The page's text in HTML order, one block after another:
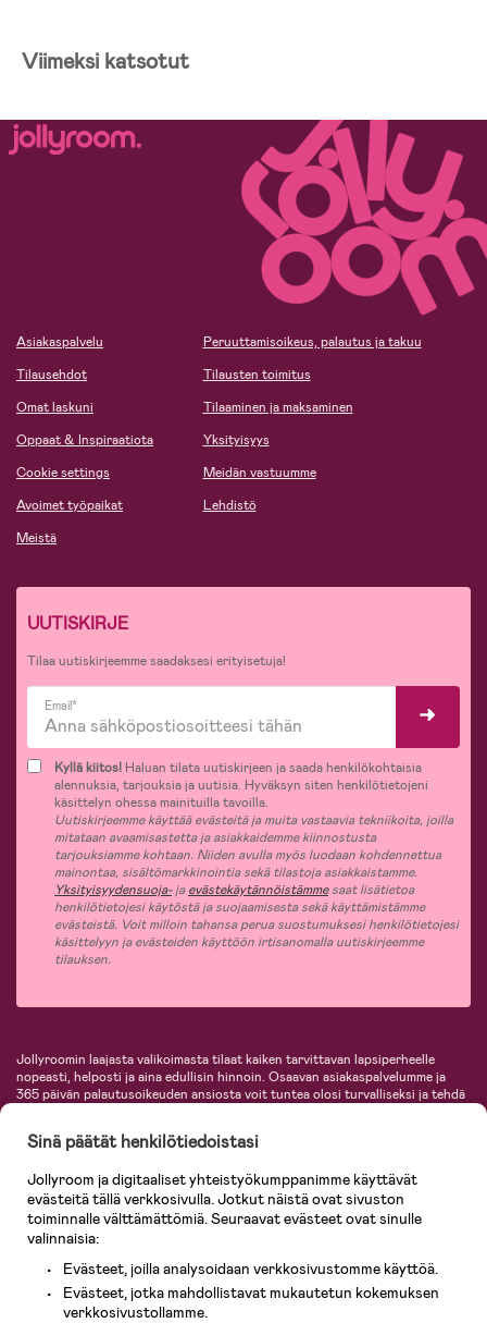
Viimeksi katsotut
Asiakaspalvelu
Tilausehdot
Omat laskuni
Oppaat & Inspiraatiota
Cookie settings
Avoimet työpaikat
Meistä
Peruuttamisoikeus, palautus ja takuu
Tilausten toimitus
Tilaaminen ja maksaminen
Yksityisyys
Meidän vastuumme
Lehdistö
UUTISKIRJE
Tilaa uutiskirjeemme saadaksesi erityisetuja!
Email*
Kyllä kiitos! Haluan tilata uutiskirjeen ja saada henkilökohtaisia
alennuksia, tarjouksia ja uutisia. Hyväksyn siten henkilötietojeni
käsittelyn ohessa mainituilla tavoilla.
Uutiskirjeemme käyttää evästeitä ja muita vastaavia tekniikoita, joilla
mitataan avaamisastetta ja asiakkaidemme kiinnostusta
tarjouksiamme kohtaan. Niiden avulla myös luodaan kohdennettua
mainontaa, sisältömarkkinointia sekä tilastoja asiakkaistamme.
Yksityisyydensuoja-jaevästekäytännöistämmesaat lisätietoa
henkilötietojesi käytöstä ja suojaamisesta sekä käyttämistämme
evästeistä. Voit milloin tahansa perua suostumuksesi henkilötietojesi
käsittelyyn ja evästeiden käyttöön irtisanomalla uutiskirjeemme
tilauksen.
Jollyroomin laajasta valikoimasta tilaat kaiken tarvittavan lapsiperheelle
nopeasti, helposti ja aina edullisin hinnoin. Osaavan asiakaspalvelumme ja
365 päivän palautusoikeuden ansiosta voit tuntea olosi turvalliseksi ja tehdä
lastentarvikkeita sekä paljon muuta. Meiltä löydät lukuisia tunnettuja
KidKraft, Ergobaby, Philips Avent, Neonate, Cybex, LEGO ja monia muita!
Tervetuloa shoppailemaan Pohjoismaiden suurimpaan lastentarvikkeiden
verkkokauppaan!
Sinä päätät henkilötiedoistasi
Jollyroom ja digitaaliset yhteistyökumppanimme käyttävät
evästeitä tällä verkkosivulla. Jotkut näistä ovat sivuston
toiminnalle välttämättömiä. Seuraavat evästeet ovat sinulle
valinnaisia:
Evästeet, joilla analysoidaan verkkosivustomme käyttöä.
Evästeet, jotka mahdollistavat mukautetun kokemuksen
verkkosivustollamme.